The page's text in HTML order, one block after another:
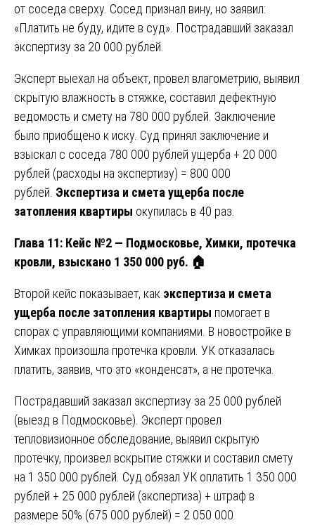
от соседа сверху. Сосед признал вину, но заявил:
«Платить не буду, идите в суд». Пострадавший заказал
экспертизу за 20 000 рублей.
Эксперт выехал на объект, провел влагометрию, выявил
скрытую влажность в стяжке, составил дефектную
ведомость и смету на 780 000 рублей. Заключение
было приобщено к иску. Суд принял заключение и
взыскал с соседа 780 000 рублей ущерба + 20 000
рублей (расходы на экспертизу) = 800 000
рублей. Экспертиза и смета ущерба после
затопления квартиры окупилась в 40 раз.
Глава 11: Кейс №2 — Подмосковье, Химки, протечка
кровли, взыскано 1 350 000 руб. 🏠
Второй кейс показывает, как экспертиза и смета
ущерба после затопления квартиры помогает в
спорах с управляющими компаниями. В новостройке в
Химках произошла протечка кровли. УК отказалась
платить, заявив, что это «конденсат», а не протечка.
Пострадавший заказал экспертизу за 25 000 рублей
(выезд в Подмосковье). Эксперт провел
тепловизионное обследование, выявил скрытую
протечку, произвел вскрытие стяжки и составил смету
на 1 350 000 рублей. Суд обязал УК оплатить 1 350 000
рублей + 25 000 рублей (экспертиза) + штраф в
размере 50% (675 000 рублей) = 2 050 000